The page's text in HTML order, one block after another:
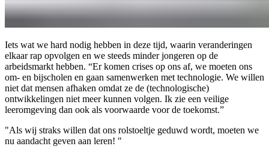
Iets wat we hard nodig hebben in deze tijd, waarin veranderingen
elkaar rap opvolgen en we steeds minder jongeren op de
arbeidsmarkt hebben. “Er komen crises op ons af, we moeten ons
om- en bijscholen en gaan samenwerken met technologie. We willen
niet dat mensen afhaken omdat ze de (technologische)
ontwikkelingen niet meer kunnen volgen. Ik zie een veilige
leeromgeving dan ook als voorwaarde voor de toekomst.”
"Als wij straks willen dat ons rolstoeltje geduwd wordt, moeten we
nu aandacht geven aan leren! "